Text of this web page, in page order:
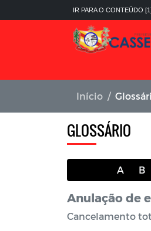
IR PARA O CONTEÚDO
Início
GLOSSÁRIO
A B
Anulação de
Cancelamento